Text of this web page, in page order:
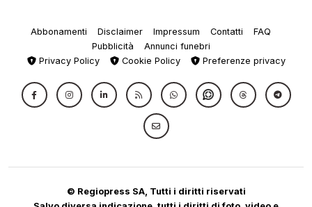
Abbonamenti Disclaimer Impressum Contatti
FAQ
Pubblicità
Annunci funebri
Privacy Policy
Cookie Policy Preferenze privacy
© Regiopress SA, Tutti i diritti riservati